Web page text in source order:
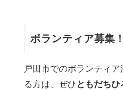
ボランティア募集！
戸田市でのボランティ
る方は、ぜひ ともだちひ